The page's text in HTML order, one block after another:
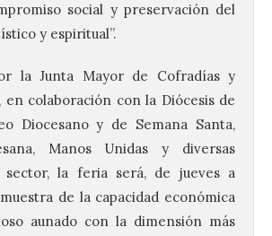
social y preservación del
y espiritual”.
la Junta Mayor de Cofradías y
en colaboración con la Diócesis de
Diocesano y de Semana Santa,
Manos Unidas y diversas
sector, la feria será, de jueves a
de la capacidad económica
aunado con la dimensión más